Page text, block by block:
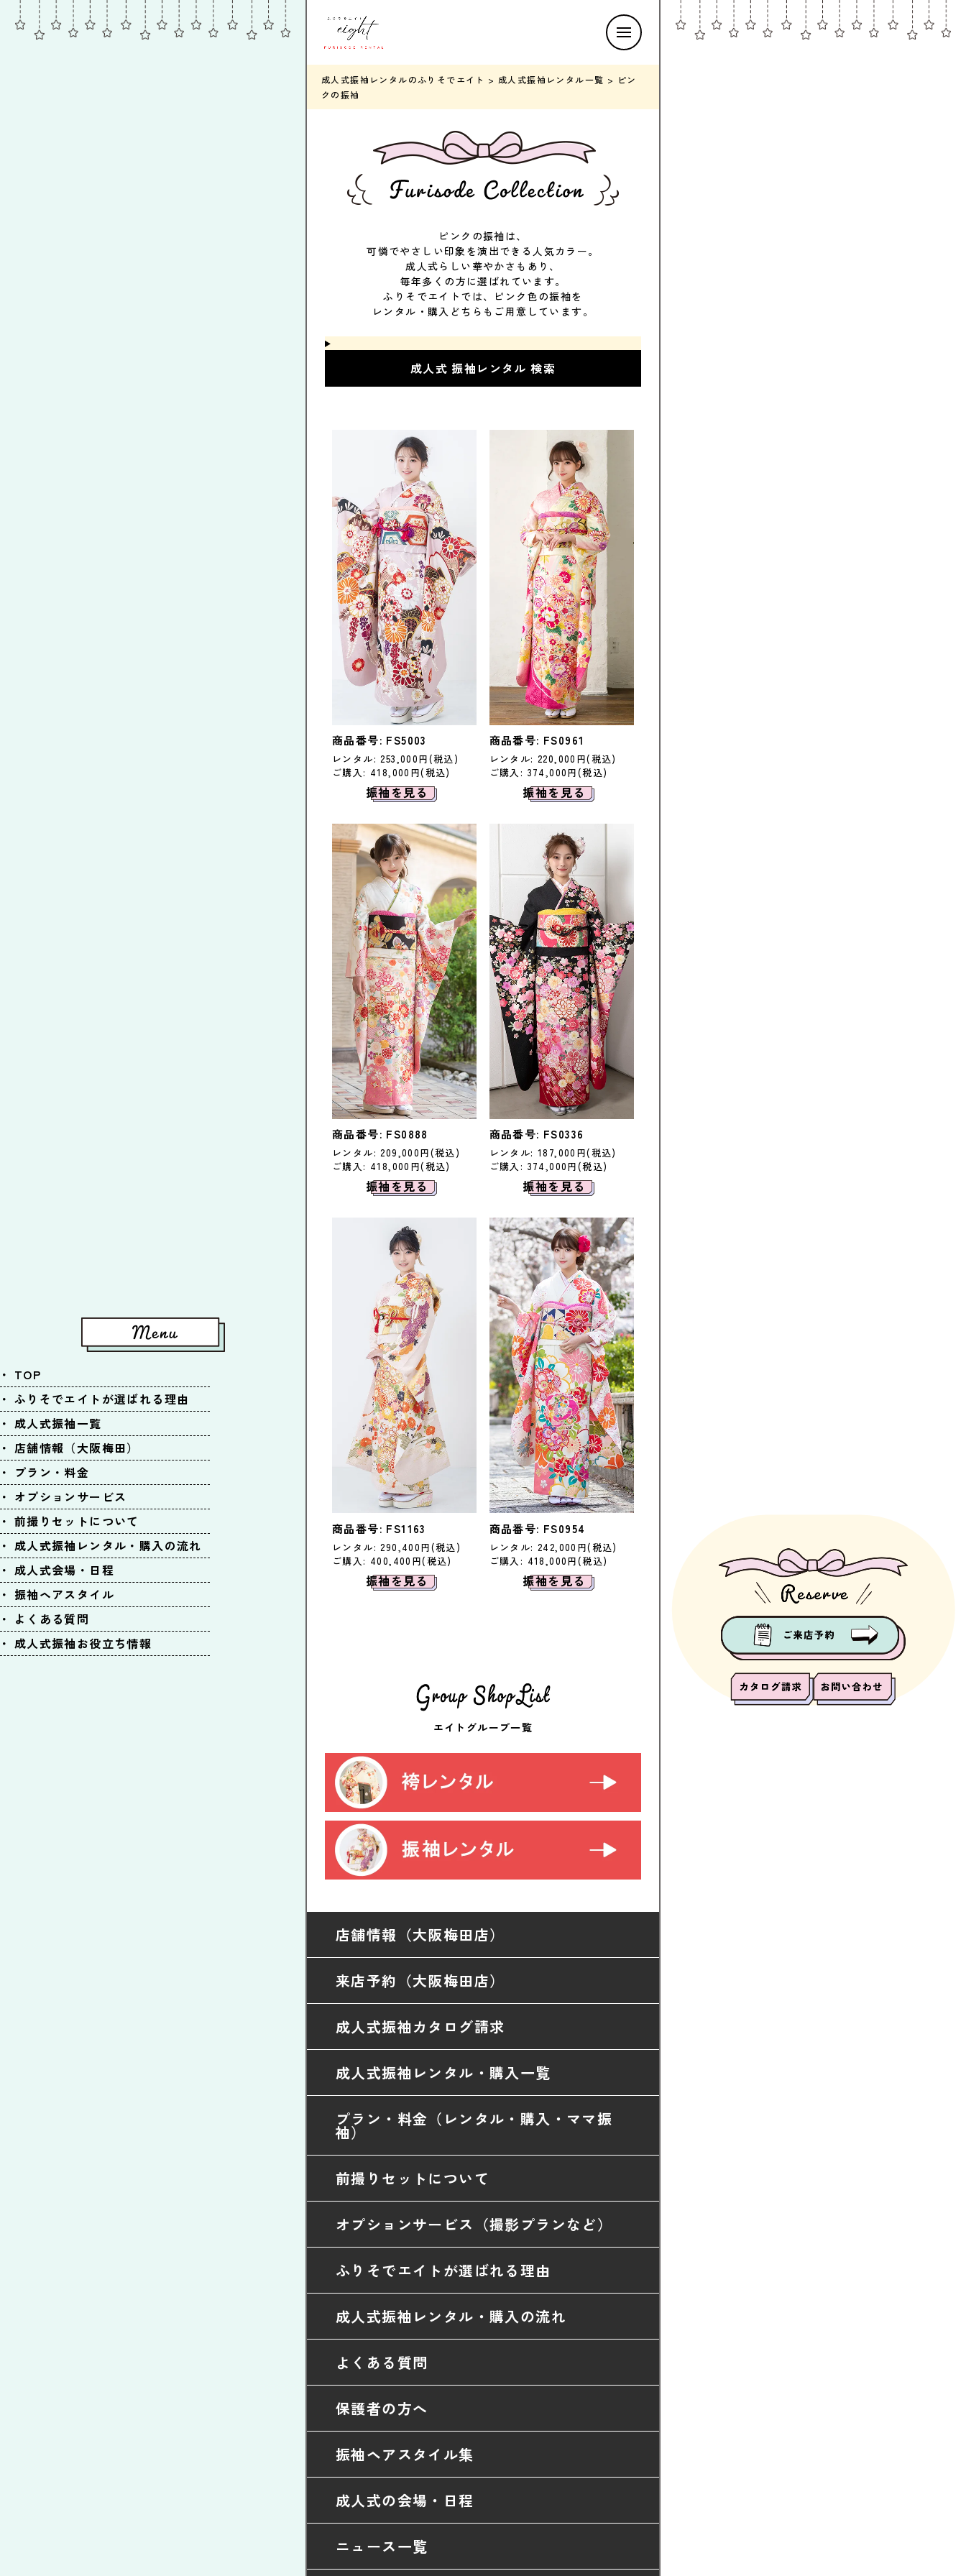
TOP
ふりそでエイトが選ばれる理由
成人式振袖一覧
店舗情報（大阪梅田）
プラン・料金
オプションサービス
前撮りセットについて
成人式振袖レンタル・購入の流れ
成人式会場・日程
振袖ヘアスタイル
よくある質問
成人式振袖お役立ち情報
成人式振袖レンタルのふりそでエイト > 成人式振袖レンタル一覧 > ピン
クの振袖
ピンクの振袖は、
可憐でやさしい印象を演出できる人気カラー。
成人式らしい華やかさもあり、
毎年多くの方に選ばれています。
ふりそでエイトでは、ピンク色の振袖を
レンタル・購入どちらもご用意しています。
成人式 振袖レンタル 検索
商品番号: FS5003
レンタル: 253,000円(税込)
ご購入: 418,000円(税込)
振袖を見る
商品番号: FS0961
レンタル: 220,000円(税込)
ご購入: 374,000円(税込)
振袖を見る
商品番号: FS0888
レンタル: 209,000円(税込)
ご購入: 418,000円(税込)
振袖を見る
商品番号: FS0336
レンタル: 187,000円(税込)
ご購入: 374,000円(税込)
振袖を見る
商品番号: FS1163
レンタル: 290,400円(税込)
ご購入: 400,400円(税込)
振袖を見る
商品番号: FS0954
レンタル: 242,000円(税込)
ご購入: 418,000円(税込)
振袖を見る
エイトグループ一覧
店舗情報（大阪梅田店）
来店予約（大阪梅田店）
成人式振袖カタログ請求
成人式振袖レンタル・購入一覧
プラン・料金（レンタル・購入・ママ振
袖）
前撮りセットについて
オプションサービス（撮影プランなど）
ふりそでエイトが選ばれる理由
成人式振袖レンタル・購入の流れ
よくある質問
保護者の方へ
振袖ヘアスタイル集
成人式の会場・日程
ニュース一覧